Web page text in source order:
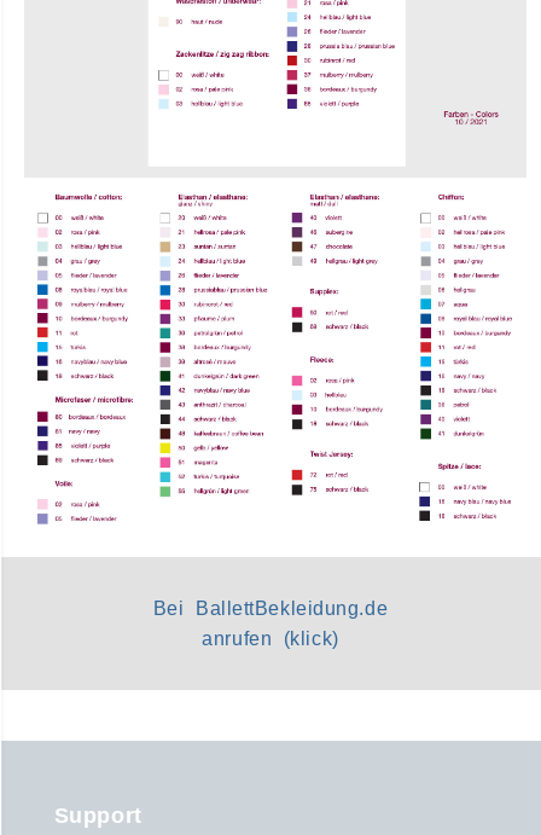
Bei BallettBekleidung.de
anrufen (klick)
Support